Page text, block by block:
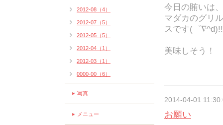
今日の賄いは、
マダカのグリ
スです(゜∇^d)!!
美味しそう！
2014-04-01
お願い
2012-08（4）
2012-07（5）
2012-05（5）
2012-04（1）
2012-03（1）
0000-00（6）
写真
メニュー